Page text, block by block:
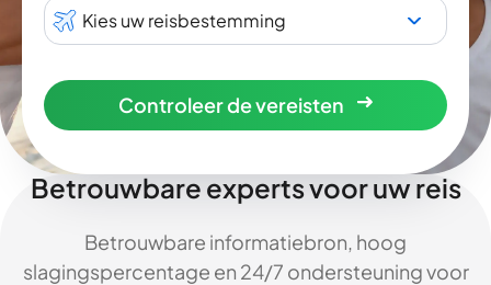
Kies uw reisbestemming
Controleer de vereisten
Betrouwbare experts voor uw reis
Betrouwbare informatiebron, hoog
slagingspercentage en 24/7 ondersteuning voor